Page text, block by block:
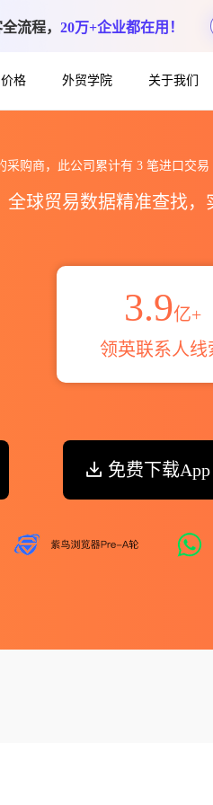
流程， 20万+企业都在用！
格 外贸学院 关于我们
采购商，此公司累计有 3笔进口交易
球贸易数据精准查找
3.9亿+
领英联系人线
免费下载App